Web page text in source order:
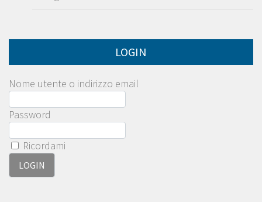
LOGIN
Nome utente o indirizzo email
Password
Ricordami